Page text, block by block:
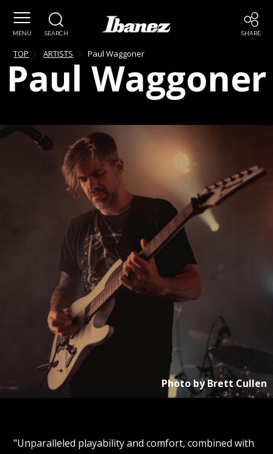
MENU SEARCH SHARE
TOP ARTISTS Paul Waggoner
Paul Waggoner
Photo byBrett Cullen
"Unparalleled playability and comfort, combined with